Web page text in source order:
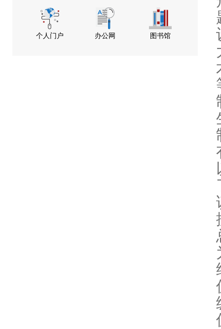
个人门户 办公网 图书馆